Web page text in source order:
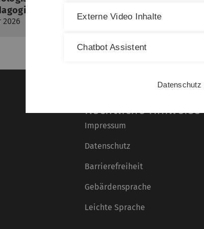
Rechtliche Hinweise
Impressum
Datenschutz
Barrierefreiheit
Gebärdensprache
Leichte Sprache
Externe Video Inhalte
Chatbot Assistent
Datenschutz